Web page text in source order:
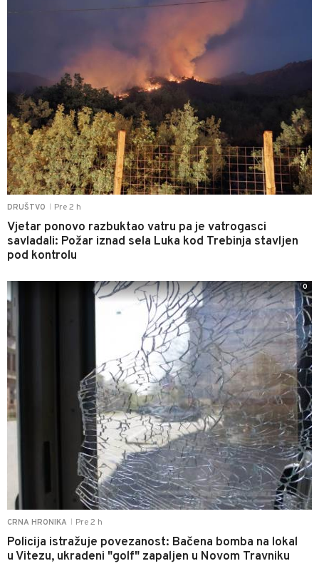
DRUŠTVO Pre 2 h
Vjetar ponovo razbuktao vatru pa je vatrogasci
savladali: Požar iznad sela Luka kod Trebinja stavljen
pod kontrolu
CRNA HRONIKA Pre 2 h
Policija istražuje povezanost: Bačena bomba na lokal
u Vitezu, ukradeni "golf" zapaljen u Novom Travniku
0